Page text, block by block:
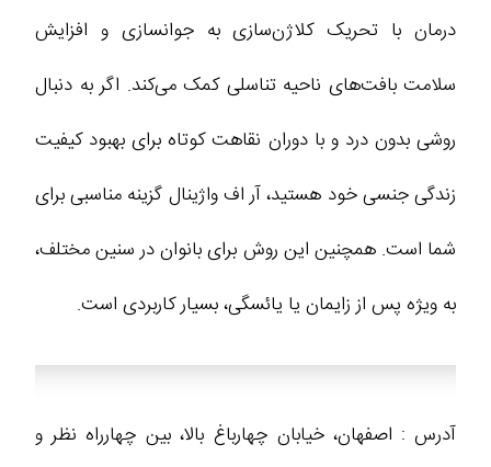
درمان با تحریک کلاژن‌سازی به جوانسازی و افزایش
سلامت بافت‌های ناحیه تناسلی کمک می‌کند. اگر به دنبال
روشی بدون درد و با دوران نقاهت کوتاه برای بهبود کیفیت
زندگی جنسی خود هستید، آر اف واژینال گزینه مناسبی برای
شما است. همچنین این روش برای بانوان در سنین مختلف،
به ویژه پس از زایمان یا یائسگی، بسیار کاربردی است.
آدرس : اصفهان، خیابان چهارباغ بالا، بین چهارراه نظر و